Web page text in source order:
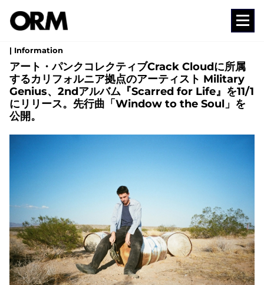
| Information
アート・パンクコレクティブCrack Cloudに所属
するカリフォルニア拠点のアーティスト Military
Genius、2ndアルバム『Scarred for Life』を11/1
にリリース。先行曲「Window to the Soul」を
公開。